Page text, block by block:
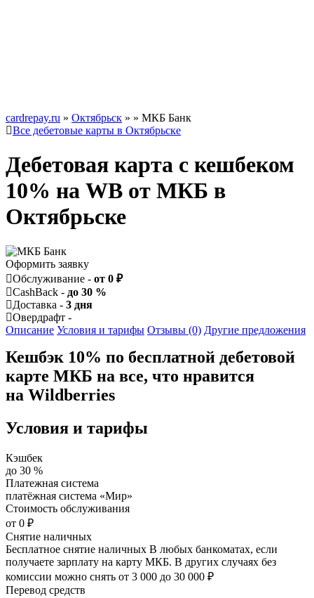
cardrepay.ru » Октябрьск » » МКБ Банк
Все дебетовые карты в Октябрьске
Дебетовая карта с кешбеком
10% на WB от МКБ в
Октябрьске
Оформить заявку
Обслуживание - от 0 ₽
CashBack - до 30 %
Доставка - 3 дня
Овердрафт -
Описание Условия и тарифы Отзывы (0) Другие предложения
Кешбэк 10% по бесплатной дебетовой
карте МКБ на все, что нравится
на Wildberries
Условия и тарифы
Кэшбек
до 30 %
Платежная система
платёжная система «Мир»
Стоимость обслуживания
от 0 ₽
Снятие наличных
Бесплатное снятие наличных В любых банкоматах, если
получаете зарплату на карту МКБ. В других случаях без
комиссии можно снять от 3 000 до 30 000 ₽
Перевод средств